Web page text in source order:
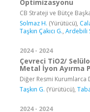
Optimizasyonu
CB Strateji ve Bütçe
Solmaz H. (Yürütücü),
Taşkın Çakıcı G., Ardebili
2024 - 2024
Çevreci TiO2/
Metal İyon Ayırma
Diğer Resmi Kurumlarca
Taşkın G. (Yürütücü),
2024 - 2024